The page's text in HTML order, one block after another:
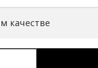
качестве